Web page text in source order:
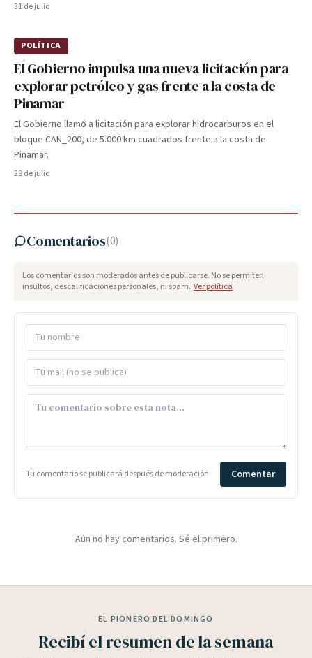
31 de julio
POLÍTICA
El Gobierno impulsa una nueva licitación para
explorar petróleo y gas frente a la costa de
Pinamar
El Gobierno llamó a licitación para explorar hidrocarburos en el
bloque CAN_200, de 5.000 km cuadrados frente a la costa de
Pinamar.
29 de julio
Comentarios(0)
Los comentarios son moderados antes de publicarse. No se permiten
insultos, descalificaciones personales, ni spam. Ver política
Tu comentario se publicará después de moderación. Comentar
Aún no hay comentarios. Sé el primero.
EL PIONERO DEL DOMINGO
Recibí el resumen de la semana